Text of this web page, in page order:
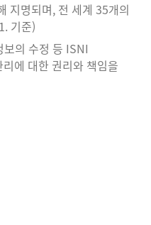
지명되며, 전 세계 35개의
기준)
의 수정 등 ISNI
에 대한 권리와 책임을